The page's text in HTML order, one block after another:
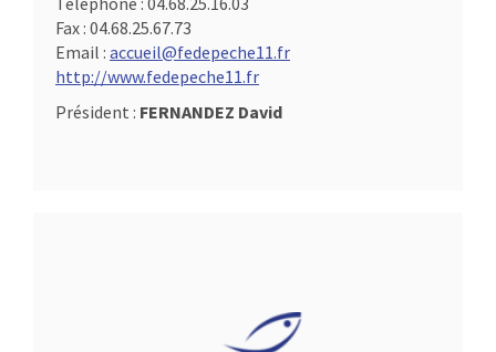
Fax : 04.68.25.67.73
Email : accueil@fedepeche11.fr
http://www.fedepeche11.fr
Président : FERNANDEZ David